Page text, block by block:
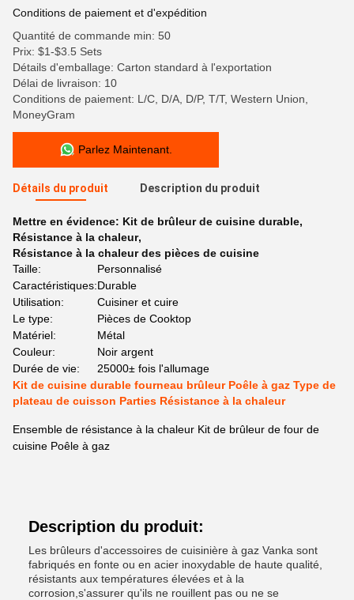
Conditions de paiement et d'expédition
Quantité de commande min: 50
Prix: $1-$3.5 Sets
Détails d'emballage: Carton standard à l'exportation
Délai de livraison: 10
Conditions de paiement: L/C, D/A, D/P, T/T, Western Union,
MoneyGram
Parlez Maintenant.
Détails du produit Description du produit
Mettre en évidence: Kit de brûleur de cuisine durable,
Résistance à la chaleur,
Résistance à la chaleur des pièces de cuisine
Taille:
Personnalisé
Caractéristiques:Durable
Utilisation:
Cuisiner et cuire
Le type:
Pièces de Cooktop
Matériel:
Métal
Couleur:
Noir argent
Durée de vie:
25000± fois l'allumage
Kit de cuisine durable fourneau brûleur Poêle à gaz Type de
plateau de cuisson Parties Résistance à la chaleur
Ensemble de résistance à la chaleur Kit de brûleur de four de
cuisine Poêle à gaz
Description du produit:
Les brûleurs d'accessoires de cuisinière à gaz Vanka sont
fabriqués en fonte ou en acier inoxydable de haute qualité,
résistants aux températures élevées et à la
corrosion,s'assurer qu'ils ne rouillent pas ou ne se